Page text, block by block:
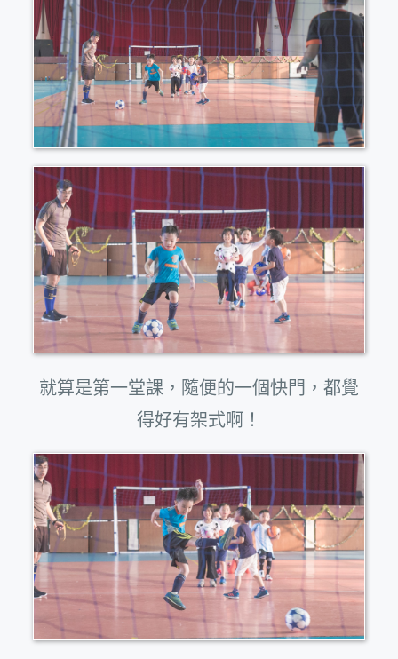
就算是第一堂課，隨便的一個快門，都覺
得好有架式啊！